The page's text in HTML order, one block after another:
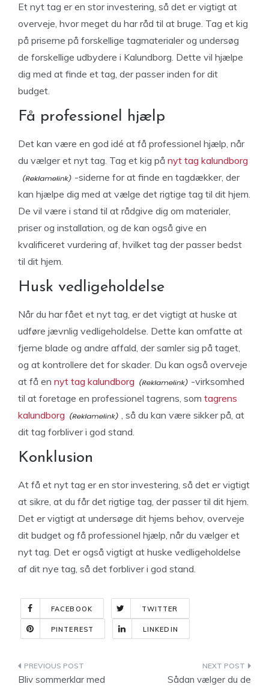
Et nyt tag er en stor investering, så det er vigtigt at
overveje, hvor meget du har råd til at bruge. Tag et kig
på priserne på forskellige tagmaterialer og undersøg
de forskellige udbydere i Kalundborg. Dette vil hjælpe
dig med at finde et tag, der passer inden for dit
budget.
Få professionel hjælp
Det kan være en god idé at få professionel hjælp, når
du vælger et nyt tag. Tag et kig på nyt tag kalundborg
-siderne for at finde en tagdækker, der
kan hjælpe dig med at vælge det rigtige tag til dit hjem.
De vil være i stand til at rådgive dig om materialer,
priser og installation, og de kan også give en
kvalificeret vurdering af, hvilket tag der passer bedst
til dit hjem.
Husk vedligeholdelse
Når du har fået et nyt tag, er det vigtigt at huske at
udføre jævnlig vedligeholdelse. Dette kan omfatte at
fjerne blade og andre affald, der samler sig på taget,
og at kontrollere det for skader. Du kan også overveje
at få en nyt tag kalundborg
-virksomhed
til at foretage en professionel tagrens, som tagrens
kalundborg
, så du kan være sikker på, at
dit tag forbliver i god stand.
Konklusion
At få et nyt tag er en stor investering, så det er vigtigt
at sikre, at du får det rigtige tag, der passer til dit hjem.
Det er vigtigt at undersøge dit hjems behov, overveje
dit budget og få professionel hjælp, når du vælger et
nyt tag. Det er også vigtigt at huske vedligeholdelse
af dit nye tag, så det forbliver i god stand.
FACEBOOK TWITTER
PINTEREST LINKEDIN
Indlægsnavigation
Bliv sommerklar med
Sådan vælger du de